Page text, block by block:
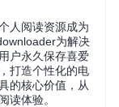
人阅读资源成为
为解决
户永久保存喜爱
打造个性化的电
的核心价值，从
读体验。